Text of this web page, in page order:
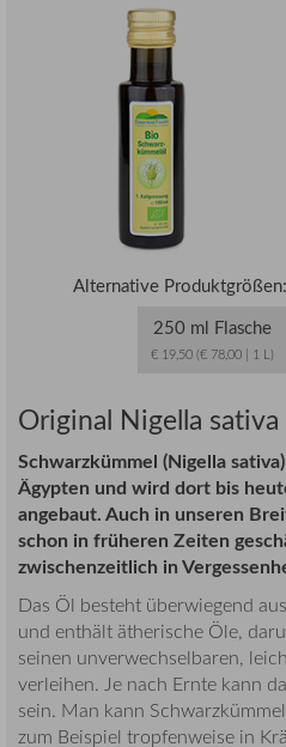
Alternative Produktgrößen:
250 ml Flasche
€ 19,50 (€ 78,00 | 1 L)
Original Nigella
Schwarzkümmel (Nigella
Ägypten und wird dort bis
angebaut. Auch in unseren
schon in früheren Zeiten
zwischenzeitlich in
Das Öl besteht überwiegend
und enthält ätherische Öle,
seinen unverwechselbaren,
verleihen. Je nach Ernte kann
sein. Man kann
zum Beispiel tropfenweise in